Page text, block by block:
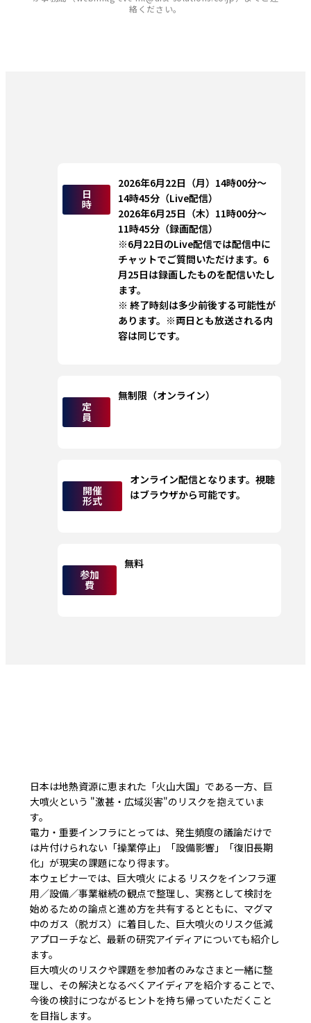
絡ください。
日
時
2026年6月22日（月）14時00分～
14時45分（Live配信）
2026年6月25日（木）11時00分～
11時45分（録画配信）
※6月22日のLive配信では配信中に
チャットでご質問いただけます。6
月25日は録画したものを配信いたし
ます。
※ 終了時刻は多少前後する可能性が
あります。 ※両日とも放送される内
容は同じです。
定
員
無制限（オンライン）
開催
形式
オンライン配信となります。視聴
はブラウザから可能です。
参加
費
無料
日本は地熱資源に恵まれた「火山大国」である一方、巨
大噴火という "激甚・広域災害"のリスクを抱えていま
す。
電力・重要インフラにとっては、発生頻度の議論だけで
は片付けられない「操業停止」「設備影響」「復旧長期
化」が現実の課題になり得ます。
本ウェビナーでは、巨大噴火 による リスクをインフラ運
用／設備／事業継続の観点で整理し、実務として検討を
始めるための論点と進め方を共有するとともに、マグマ
中のガス（脱ガス）に着目した、巨大噴火のリスク低減
アプローチなど、最新の研究アイディアについても紹介し
ます。
巨大噴火のリスクや課題を参加者のみなさまと一緒に整
理し、その解決となるべくアイディアを紹介することで、
今後の検討につながるヒントを持ち帰っていただくこと
を目指します。